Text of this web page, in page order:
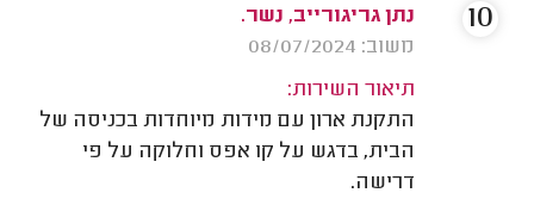
נתן גריגורייב, נשר.
משוב: 08/07/2024
תיאור השירות:
התקנת ארון עם מידות מיוחדות בכניסה של
הבית, בדגש על קו אפס וחלוקה על פי
דרישה.
10